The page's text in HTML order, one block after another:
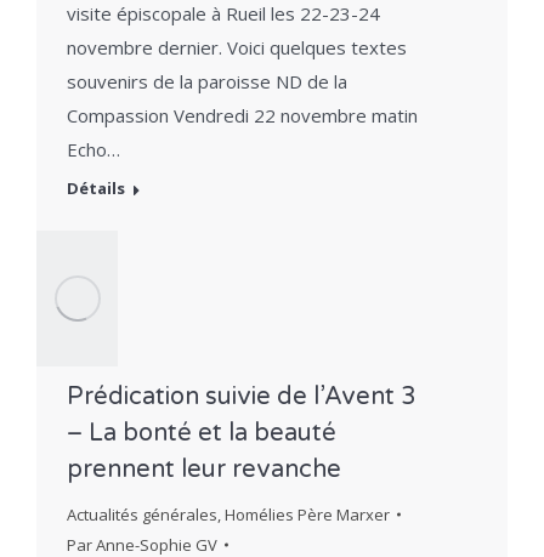
visite épiscopale à Rueil les 22-23-24
novembre dernier. Voici quelques textes
souvenirs de la paroisse ND de la
Compassion Vendredi 22 novembre matin
Echo…
Détails
Prédication suivie de l’Avent 3
– La bonté et la beauté
prennent leur revanche
Actualités générales,Homélies Père Marxer
ParAnne-Sophie GV